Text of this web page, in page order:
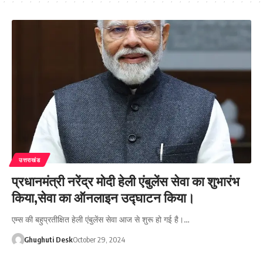
उत्तराखंड
प्रधानमंत्री नरेंद्र मोदी हेली एंबुलेंस सेवा का शुभारंभ
किया,सेवा का ऑनलाइन उद्घाटन किया।
एम्स की बहुप्रतीक्षित हेली एंबुलेंस सेवा आज से शुरू हो गई है।…
Ghughuti DeskOctober 29, 2024